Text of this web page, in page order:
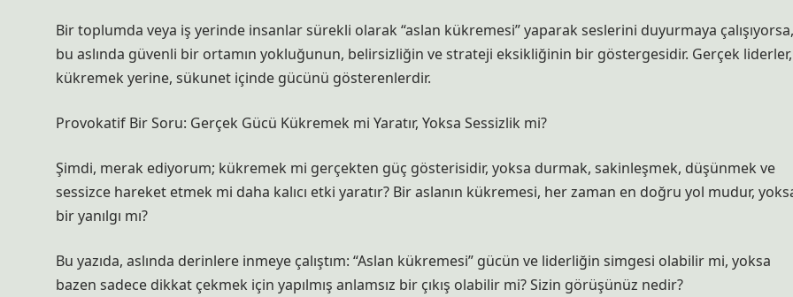
Bir toplumda veya iş yerinde insanlar sürekli olarak “aslan kükremesi” yaparak seslerini duyurmaya çalışıyorsa,
bu aslında güvenli bir ortamın yokluğunun, belirsizliğin ve strateji eksikliğinin bir göstergesidir. Gerçek liderler,
kükremek yerine, sükunet içinde gücünü gösterenlerdir.
Provokatif Bir Soru: Gerçek Gücü Kükremek mi Yaratır, Yoksa Sessizlik mi?
Şimdi, merak ediyorum; kükremek mi gerçekten güç gösterisidir, yoksa durmak, sakinleşmek, düşünmek ve
sessizce hareket etmek mi daha kalıcı etki yaratır? Bir aslanın kükremesi, her zaman en doğru yol mudur,
bir yanılgı mı?
Bu yazıda, aslında derinlere inmeye çalıştım: “Aslan kükremesi” gücün ve liderliğin simgesi olabilir mi, yoksa
bazen sadece dikkat çekmek için yapılmış anlamsız bir çıkış olabilir mi? Sizin görüşünüz nedir?